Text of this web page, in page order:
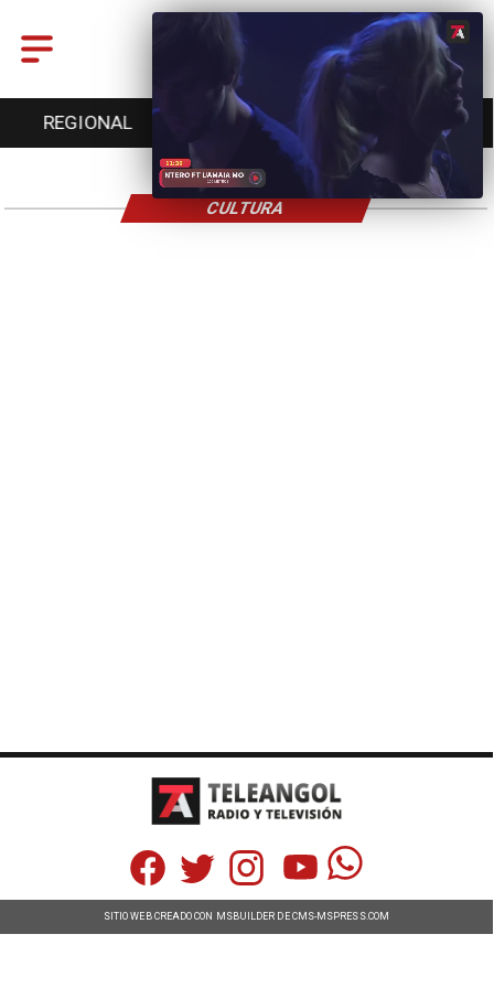
REGIONAL ENTRETENCIÓN
CULTURA
SITIO WEB CREADO CON MSBUILDER DE CMS-MSPRESS.COM